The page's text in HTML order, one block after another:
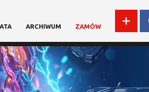
ARCHIWUM ZAMÓW